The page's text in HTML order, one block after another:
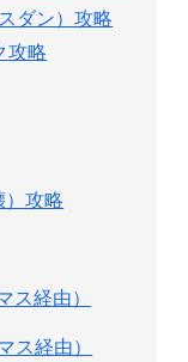
ダン）攻略
攻略
攻略
経由）
ス経由）